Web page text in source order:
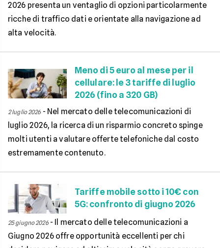
2026 presenta un ventaglio di opzioni particolarmente
ricche di traffico dati e orientate alla navigazione ad
alta velocità.
Meno di 5 euro al mese per il
cellulare: le 3 tariffe di luglio
2026 (fino a 320 GB)
2 luglio 2026 - Nel mercato delle telecomunicazioni di
luglio 2026, la ricerca di un risparmio concreto spinge
molti utenti a valutare offerte telefoniche dal costo
estremamente contenuto.
Tariffe mobile sotto i 10€ con
5G: confronto di giugno 2026
25 giugno 2026- Il mercato delle telecomunicazioni a
Giugno 2026 offre opportunità eccellenti per chi